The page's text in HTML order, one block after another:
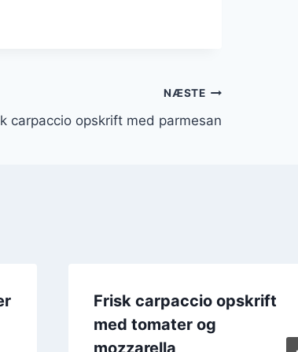
NÆSTE
carpaccio opskrift med parmesan
Frisk carpaccio opskrift
med tomater og
mozzarella